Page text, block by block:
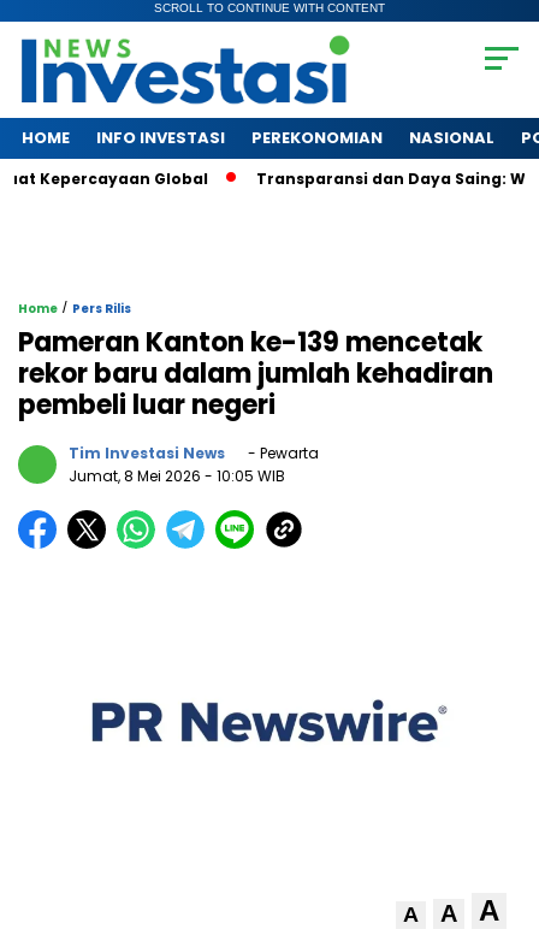
SCROLL TO CONTINUE WITH CONTENT
HOME INFO INVESTASI PEREKONOMIAN NASIONAL
Kepercayaan Global Transparansi dan Daya Saing: Wajah
Home / Pers Rilis
Pameran Kanton ke-139 mencetak
rekor baru dalam jumlah kehadiran
pembeli luar negeri
Tim Investasi News
- Pewarta
Jumat, 8 Mei 2026 - 10:05 WIB
A A A